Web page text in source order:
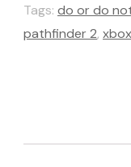
Tags: do or do
pathfinder 2,